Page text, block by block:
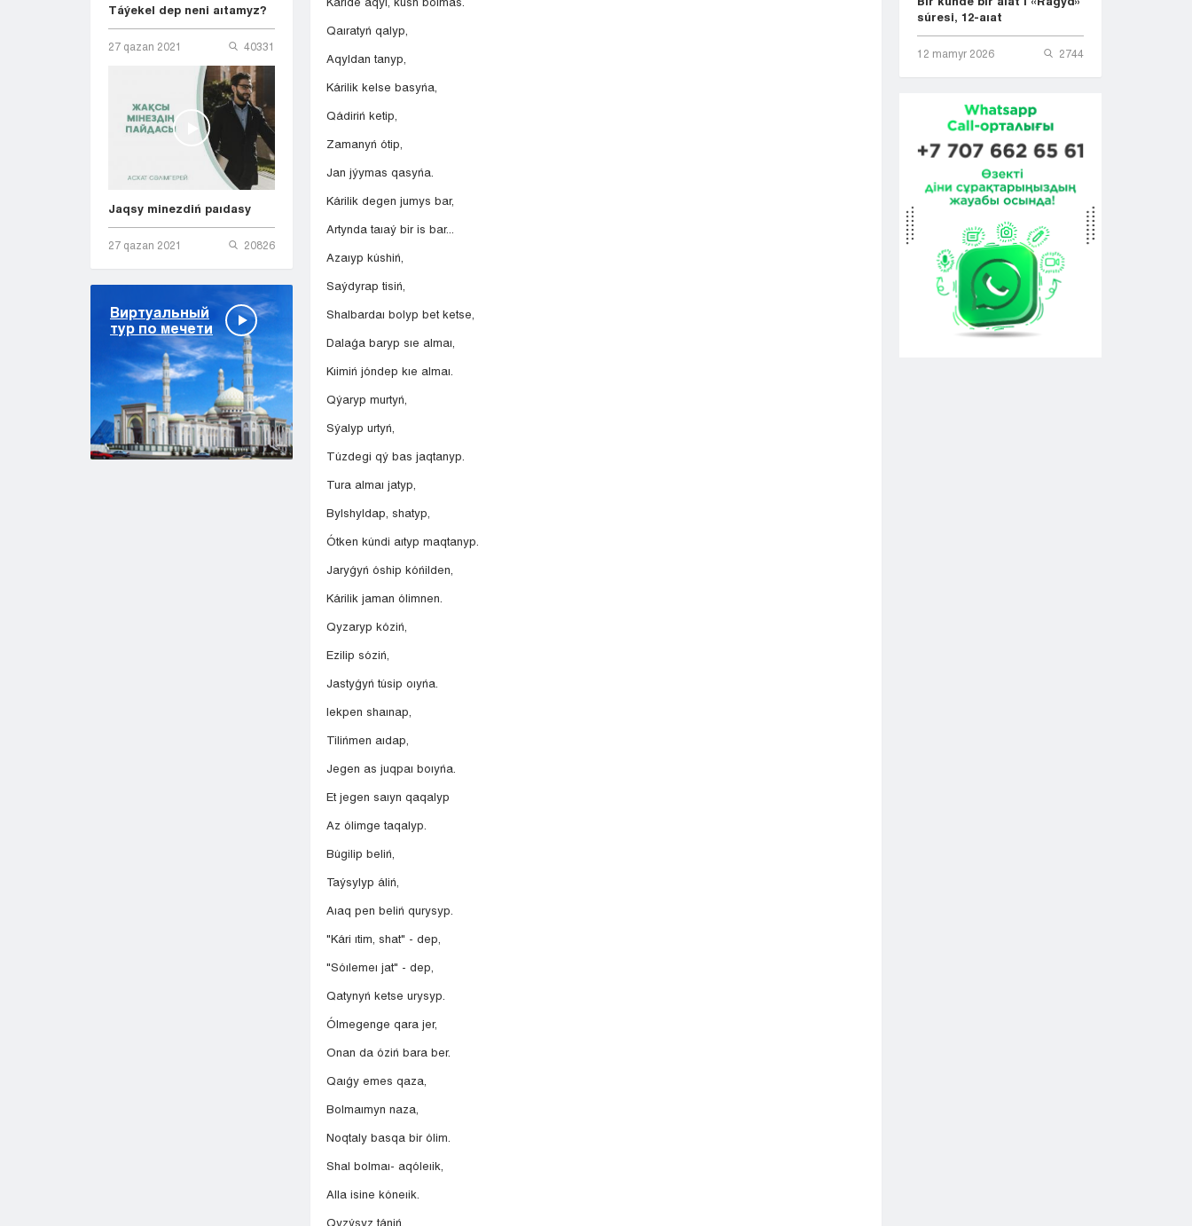
Táýekel dep neni aıtamyz?
27 qazan 2021 40331
Jaqsy minezdiń paıdasy
27 qazan 2021 20826
Виртуальный
тур по мечети
Qaıratyń qalyp,
Aqyldan tanyp,
Kárilik kelse basyńa,
Qádiriń ketip,
Zamanyń ótip,
Jan jýymas qasyńa.
Kárilik degen jumys bar,
Artynda taıaý bir is bar...
Azaıyp kúshiń,
Saýdyrap tisiń,
Shalbardaı bolyp bet ketse,
Dalaǵa baryp sıe almaı,
Kıimiń jóndep kıe almaı.
Qýaryp murtyń,
Sýalyp urtyń,
Túzdegi qý bas jaqtanyp.
Tura almaı jatyp,
Bylshyldap, shatyp,
Ótken kúndi aıtyp maqtanyp.
Jaryǵyń óship kóńilden,
Kárilik jaman ólimnen.
Qyzaryp kóziń,
Ezilip sóziń,
Jastyǵyń túsip oıyńa.
Iekpen shaınap,
Tilińmen aıdap,
Jegen as juqpaı boıyńa.
Et jegen saıyn qaqalyp
Az ólimge taqalyp.
Búgilip beliń,
Taýsylyp áliń,
Aıaq pen beliń qurysyp.
"Kári ıtim, shat" - dep,
"Sóılemeı jat" - dep,
Qatynyń ketse urysyp.
Ólmegenge qara jer,
Onan da óziń bara ber.
Qaıǵy emes qaza,
Bolmaımyn naza,
Noqtaly basqa bir ólim.
Shal bolmaı- aqóleıik,
Alla isine kóneıik.
Qyzýsyz tániń,
súresi, 12-aıat
12 mamyr 2026 2744